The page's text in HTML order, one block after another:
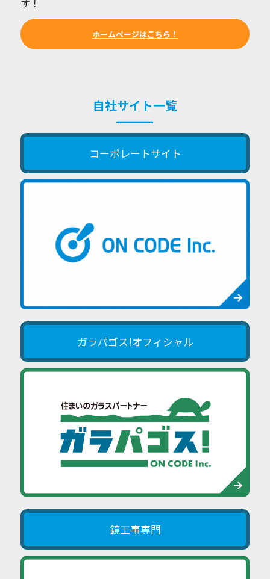
す！
ホームページはこちら！
自社サイト一覧
コーポレートサイト
ガラパゴス!オフィシャル
鏡工事専門